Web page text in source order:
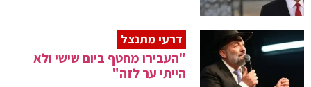
דרעי מתנצל
"העבירו מחטף ביום שישי ולא
הייתי ער לזה"